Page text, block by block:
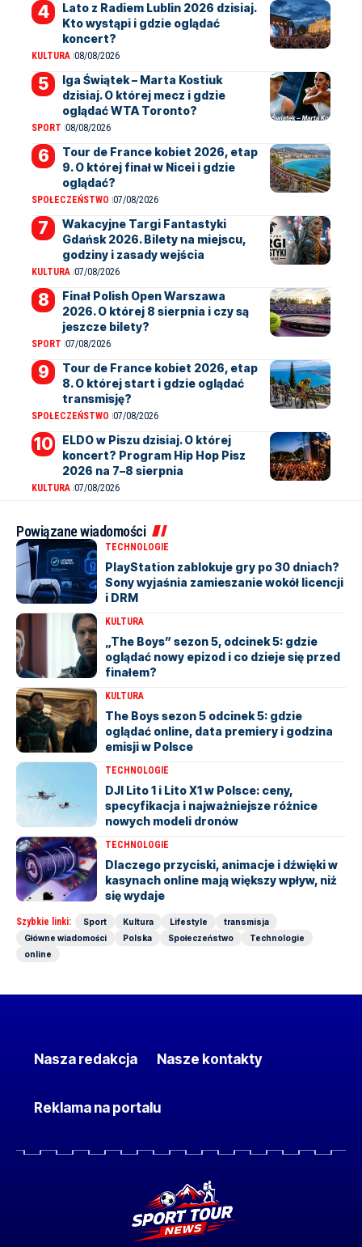
Lato z Radiem Lublin 2026 dzisiaj.
Kto wystąpi i gdzie oglądać
koncert?
KULTURA 08/08/2026
Iga Świątek – Marta Kostiuk
dzisiaj. O której mecz i gdzie
oglądać WTA Toronto?
SPORT 08/08/2026
Tour de France kobiet 2026, etap
9. O której finał w Nicei i gdzie
oglądać?
SPOŁECZEŃSTWO 07/08/2026
Wakacyjne Targi Fantastyki
Gdańsk 2026. Bilety na miejscu,
godziny i zasady wejścia
KULTURA 07/08/2026
Finał Polish Open Warszawa
2026. O której 8 sierpnia i czy są
jeszcze bilety?
SPORT 07/08/2026
Tour de France kobiet 2026, etap
8. O której start i gdzie oglądać
transmisję?
SPOŁECZEŃSTWO 07/08/2026
ELDO w Piszu dzisiaj. O której
koncert? Program Hip Hop Pisz
2026 na 7–8 sierpnia
KULTURA 07/08/2026
Powiązane wiadomości
TECHNOLOGIE
PlayStation zablokuje gry po 30 dniach?
Sony wyjaśnia zamieszanie wokół licencji
i DRM
KULTURA
„The Boys” sezon 5, odcinek 5: gdzie
oglądać nowy epizod i co dzieje się przed
finałem?
KULTURA
The Boys sezon 5 odcinek 5: gdzie
oglądać online, data premiery i godzina
emisji w Polsce
TECHNOLOGIE
DJI Lito 1 i Lito X1 w Polsce: ceny,
specyfikacja i najważniejsze różnice
nowych modeli dronów
TECHNOLOGIE
Dlaczego przyciski, animacje i dźwięki w
kasynach online mają większy wpływ, niż
się wydaje
Szybkie linki: Sport Kultura Lifestyle
transmisja
Główne wiadomości
Polska Społeczeństwo
Technologie
online
Nasza redakcja Nasze kontakty
Reklama na portalu